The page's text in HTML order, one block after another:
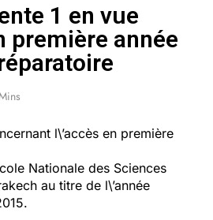
1 en vue
première année
l\’accès en première
Nationale des Sciences
au titre de l\’année